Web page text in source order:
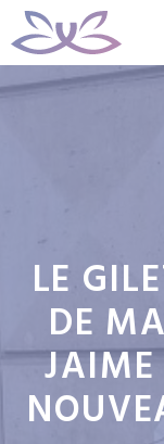
Aller
au
contenu
LE
DE
JAIME